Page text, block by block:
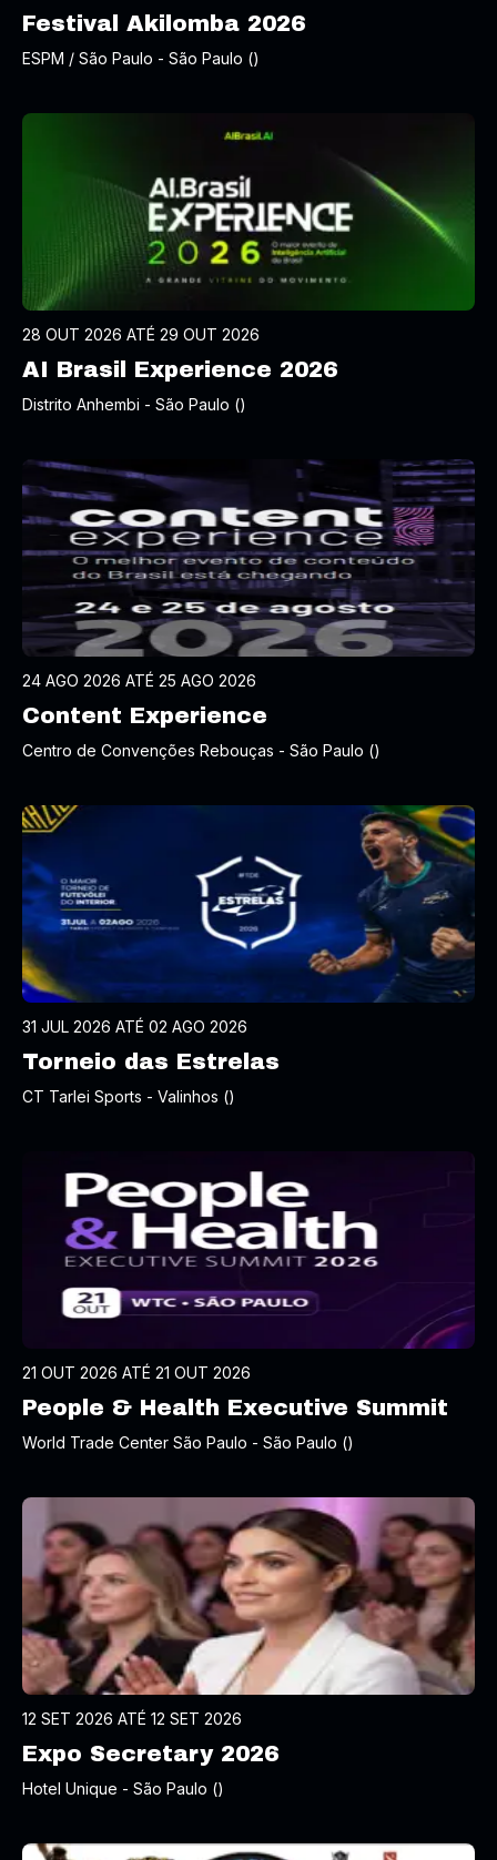
Festival Akilomba 2026
ESPM / São Paulo - São Paulo ()
28 OUT 2026 ATÉ 29 OUT 2026
AI Brasil Experience 2026
Distrito Anhembi - São Paulo ()
24 AGO 2026 ATÉ 25 AGO 2026
Content Experience
Centro de Convenções Rebouças - São Paulo ()
31 JUL 2026 ATÉ 02 AGO 2026
Torneio das Estrelas
CT Tarlei Sports - Valinhos ()
21 OUT 2026 ATÉ 21 OUT 2026
People & Health Executive Summit
World Trade Center São Paulo - São Paulo ()
12 SET 2026 ATÉ 12 SET 2026
Expo Secretary 2026
Hotel Unique - São Paulo ()